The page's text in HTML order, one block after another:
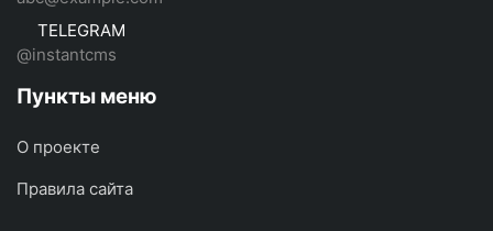
TELEGRAM
@instantcms
Пункты меню
О проекте
Правила сайта